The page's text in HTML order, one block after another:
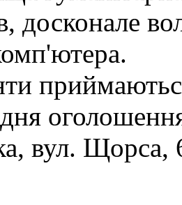
досконале
дня
вул.